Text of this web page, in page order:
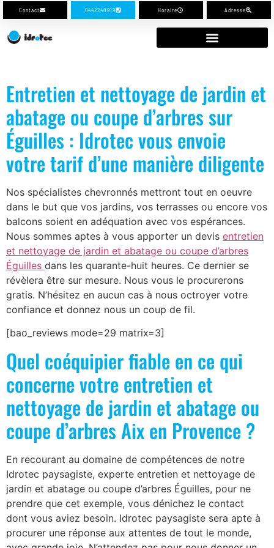
Contact 0442240919 Horaire Adresse
Entretien et nettoyage de jardin et
abatage ou coupe d’arbres sur
Éguilles : Idrotec vous envoie
votre tarif d’une manière diligente
Nos spécialistes chevronnés mettront tout en oeuvre
dans le but que vos jardins, vos terrasses ou encore vos
balcons soient en adéquation avec vos espérances.
Nous sommes aptes à vous apporter un devis entretien
et nettoyage de jardin et abatage ou coupe d’arbres
Éguilles dans les quarante-huit heures. Ce dernier se
révèlera être sur mesure. Nous vous le procurerons
gratis. N’hésitez en aucun cas à nous octroyer votre
confiance et donnez nous un coup de fil.
[bao_reviews mode=29 matrix=3]
Quel coéquipier fiable en ce qui
concerne votre entretien et
nettoyage de jardin et abatage ou
coupe d’arbres Aix en Provence ?
En recourant au domaine de compétences de notre
Idrotec paysagiste, experte entretien et nettoyage de
jardin et abatage ou coupe d’arbres Éguilles, pour ne
prendre que cet exemple, vous dénichez le contact
dont vous aviez besoin. Idrotec paysagiste sera apte à
procurer une réponse aux attentes de tout le monde,